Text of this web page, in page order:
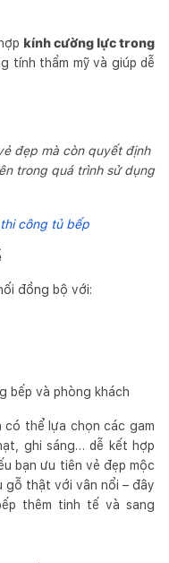
kính cường lực trong
tính thẩm mỹ và giúp dễ
đẹp mà còn quyết định
trong quá trình sử dụng
công tủ bếp
đồng bộ với:
bếp và phòng khách
có thể lựa chọn các gam
ghi sáng… dễ kết hợp
bạn ưu tiên vẻ đẹp mộc
gỗ thật với vân nổi – đây
thêm tinh tế và sang